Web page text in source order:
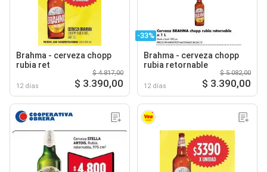
Brahma - cerveza chopp
rubia ret
12 días
$ 4.817,00
$ 3.390,00
-33%
Brahma - cerveza chopp
rubia retornable
12 días
$ 5.082,00
$ 3.390,00